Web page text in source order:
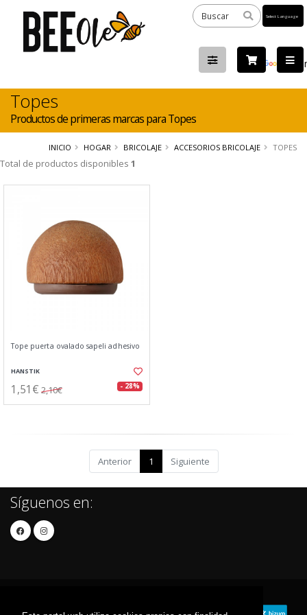
by
Topes
Productos de primeras marcas para Topes
INICIO HOGAR BRICOLAJE ACCESORIOS BRICOLAJE TOPES
Total de productos disponibles 1
Tope puerta ovalado sapeli adhesivo
HANSTIK
1,51€ 2,10€ - 28%
Anterior 1 Siguiente
Síguenos en: